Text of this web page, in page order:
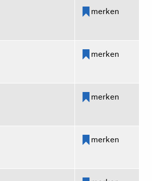
merken
merken
merken
merken